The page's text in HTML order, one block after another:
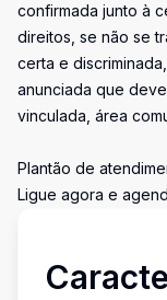
confirmada junto à
direitos, se não se
certa e
anunciada que
vinculada, área
Plantão de
Ligue agora e